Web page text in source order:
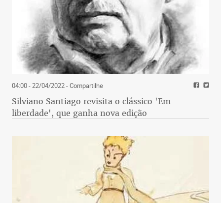
04:00 - 22/04/2022- Compartilhe
Silviano Santiago revisita o clássico 'Em
liberdade', que ganha nova edição